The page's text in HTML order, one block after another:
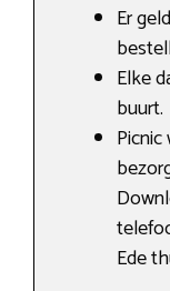
Er
Elke
buurt.
Ede